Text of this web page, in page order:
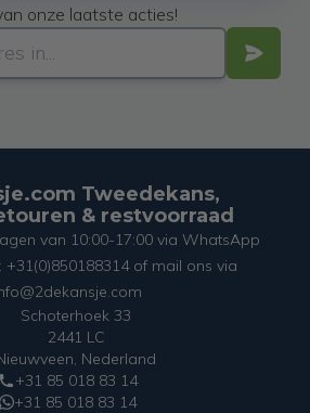
onze laatste acties!
Tweedekans,
& restvoorraad
van 10:00-17:00 via WhatsApp
of mail ons via
Schoterhoek 33
2441 LC
Nederland
+31 85 018 83 14
+31 85 018 83 14